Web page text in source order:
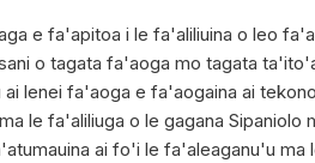
e fa'apitoa i le fa'aliliuina o leo
o tagata fa'aoga mo tagata
lenei fa'aoga e fa'aogaina ai
le fa'aliliuga o le gagana
ai fo'i le fa'aleaganu'u